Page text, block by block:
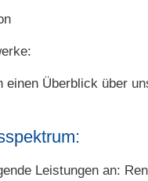
einen Überblick über
Leistungen an: